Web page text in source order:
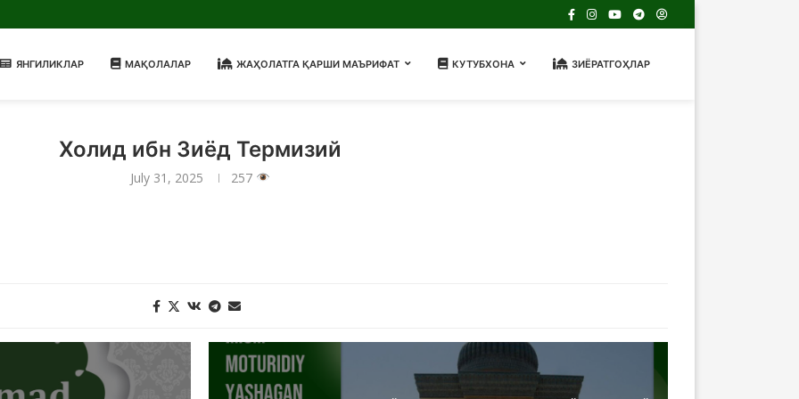
ЯНГИЛИКЛАР МАҚОЛАЛАР ЖАҲОЛАТГА ҚАРШИ МАЪРИФАТ КУТУБХОНА ЗИЁРАТГОҲЛАР
Холид ибн Зиёд Термизий
July 31, 2025 257